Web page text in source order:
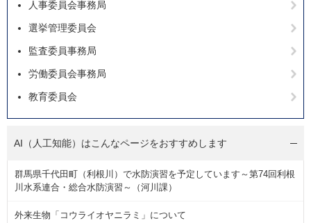
人事委員会事務局
選挙管理委員会
監査委員事務局
労働委員会事務局
教育委員会
AI（人工知能）はこんなページをおすすめします
群馬県千代田町（利根川）で水防演習を予定しています～第74回利根
川水系連合・総合水防演習～（河川課）
外来生物「コウライオヤニラミ」について